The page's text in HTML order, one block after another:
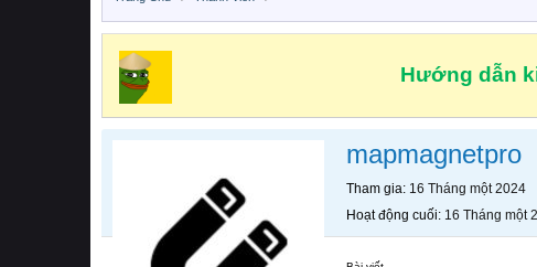
Hướng dẫn
mapmagnetpro
Tham gia 16 Tháng một 2024
Hoạt động cuối 16 Tháng một